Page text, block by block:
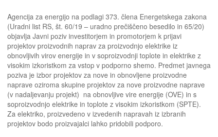
Agencija za energijo na podlagi 373. člena Energetskega zakona
(Uradni list RS, št. 60/19 – uradno prečiščeno besedilo in 65/20)
objavlja Javni poziv investitorjem in promotorjem k prijavi
projektov proizvodnih naprav za proizvodnjo elektrike iz
obnovljivih virov energije in v soproizvodnji toplote in elektrike z
visokim izkoristkom za vstop v podporno shemo. Predmet javnega
poziva je izbor projektov za nove in obnovljene proizvodne
naprave oziroma skupine projektov za nove proizvodne naprave
(v nadaljevanju projekt) na obnovljive vire energije (OVE) in s
soproizvodnjo elektrike in toplote z visokim izkoristkom (SPTE).
Za elektriko, proizvedeno v izvedenih napravah iz izbranih
projektov bodo proizvajalci lahko pridobili podporo.